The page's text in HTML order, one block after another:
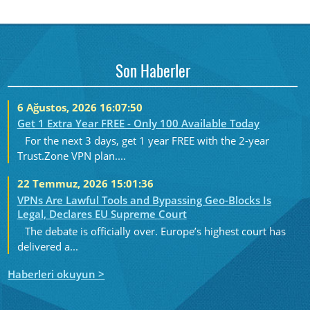
Son Haberler
6 Ağustos, 2026 16:07:50
Get 1 Extra Year FREE - Only 100 Available Today
For the next 3 days, get 1 year FREE with the 2-year
Trust.Zone VPN plan....
22 Temmuz, 2026 15:01:36
VPNs Are Lawful Tools and Bypassing Geo-Blocks Is
Legal, Declares EU Supreme Court
The debate is officially over. Europe’s highest court has
delivered a...
Haberleri okuyun >